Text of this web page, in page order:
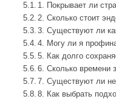
1. Покрывает ли
2. Сколько стоит
3. Существуют ли
4. Могу ли я
5. Как долго
6. Сколько времени
7. Существуют ли
8. Как выбрать